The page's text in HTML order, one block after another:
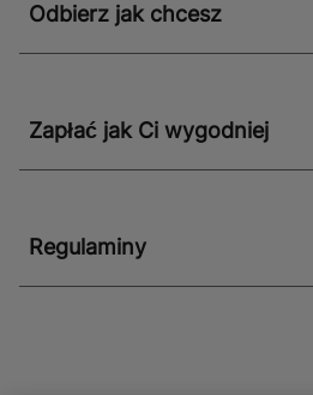
Odbierz jak chcesz
Zapłać jak Ci wygodniej
Regulaminy